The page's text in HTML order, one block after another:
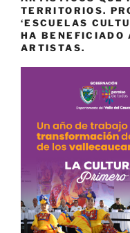
TERRITORIOS.
‘ESCUELAS
HA
ARTISTAS.